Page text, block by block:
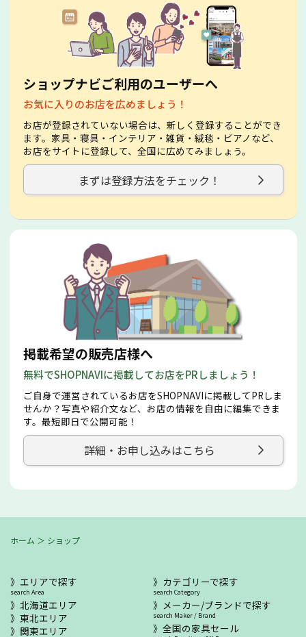
ショップナビご利用のユーザーへ
お気に入りのお店を広めましょう！
お店が登録されていない場合は、新しく登録することができ
ます。家具・寝具・インテリア・雑貨・絨毯・ビアノなど、
お店をサイトに登録して、全国に広めてみましょう。
まずは登録方法をチェック！
掲載希望の販売店様へ
無料でSHOPNAVIに掲載してお店をPRしましょう！
ご自身で運営されているお店をSHOPNAVIに掲載してPRしま
せんか？写真や紹介文など、お店の情報を自由に編集できま
す。最短即日で公開可能！
詳細・お申し込みはこちら
ホーム ＞ ショップ
エリアで探す
search Area
北海道エリア
東北エリア
関東エリア
カテゴリーで探す
search Category
メーカー/ブランドで探す
search Maker / Brand
全国の家具セール